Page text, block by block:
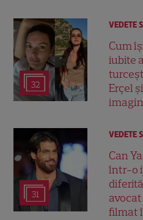
32
VEDETE
Cum
iubite
Erçel
31
VEDETE
Can
într-o
avocat
filmat